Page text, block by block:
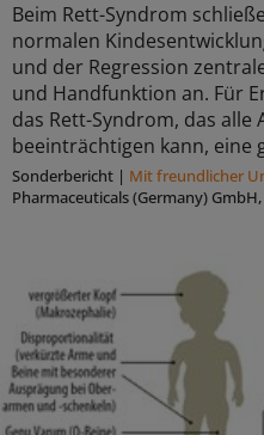
Beim Rett-Syndrom
normalen
und der Regression
und Handfunktion an. Für
das Rett-Syndrom, das alle
beeinträchtigen kann, eine
Sonderbericht | Mit freundlicher
Pharmaceuticals (Germany)